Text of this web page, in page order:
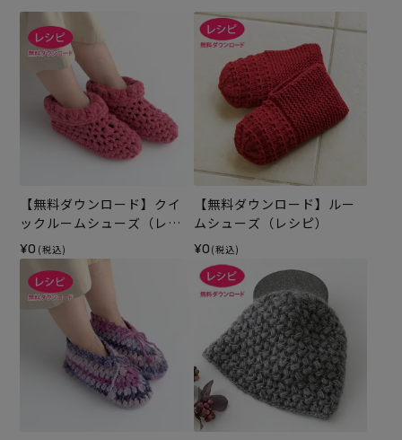
【無料ダウンロード】クイ
ックルームシューズ（レシ
ピ）
¥0 (税込)
【無料ダウンロード】ルー
ムシューズ（レシピ）
¥0 (税込)